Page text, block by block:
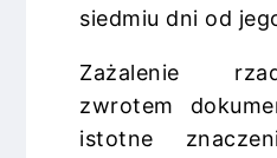
siedmiu dni od
Zażalenie
zwrotem
istotne